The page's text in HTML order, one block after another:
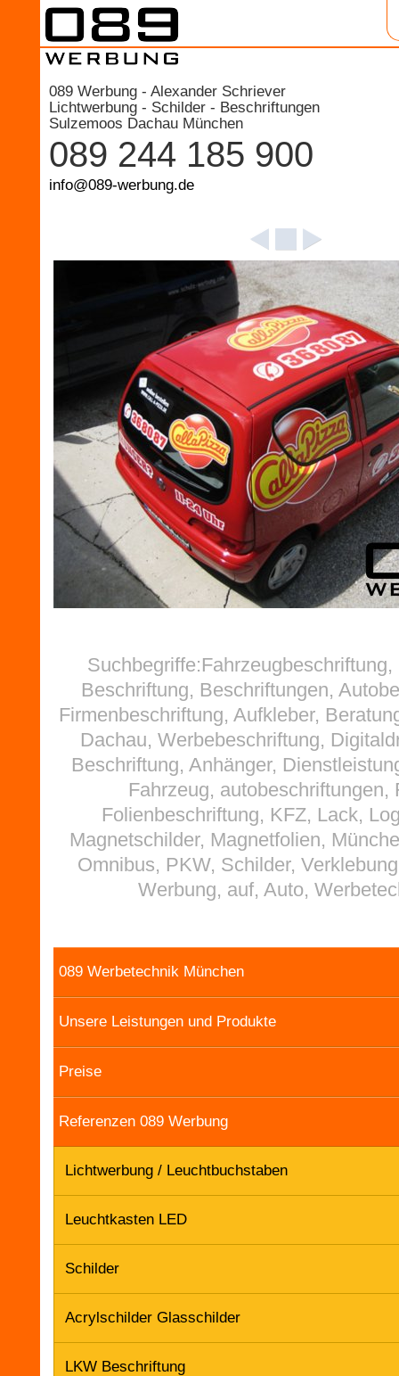
089 Werbung - Alexander Schriever
Lichtwerbung - Schilder - Beschriftungen
Sulzemoos Dachau München
089 244 185 900
info@089-werbung.de
Suchbegriffe:Fahrzeugbeschriftung,
Beschriftung, Beschriftungen,
Firmenbeschriftung, Aufkleber,
Dachau, Werbebeschriftung,
Beschriftung, Anhänger,
Fahrzeug, autobeschriftungen,
Folienbeschriftung, KFZ, Lack,
Magnetschilder, Magnetfolien,
Omnibus, PKW, Schilder,
Werbung, auf, Auto,
089 Werbetechnik München
Unsere Leistungen und Produkte
Preise
Referenzen 089 Werbung
Lichtwerbung / Leuchtbuchstaben
Leuchtkasten LED
Schilder
Acrylschilder Glasschilder
LKW Beschriftung